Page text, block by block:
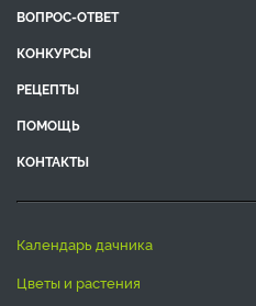
ВОПРОС-ОТВЕТ
КОНКУРСЫ
РЕЦЕПТЫ
ПОМОЩЬ
КОНТАКТЫ
календарь дачника
цветы и растения